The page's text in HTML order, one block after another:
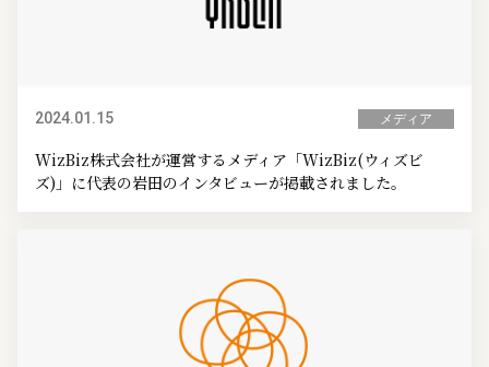
2024.01.15 メディア
WizBiz株式会社が運営するメディア「WizBiz(ウィズビ
ズ)」に代表の岩田のインタビューが掲載されました。